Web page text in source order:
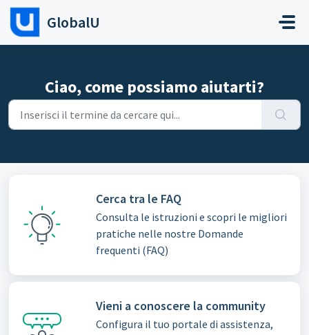
Salta al contenuto principale
GlobalU
Ciao, come possiamo aiutarti?
Cerca tra le FAQ
Consulta le istruzioni e scopri le migliori
pratiche nelle nostre Domande
frequenti (FAQ)
Vieni a conoscere la community
Configura il tuo portale di assistenza,